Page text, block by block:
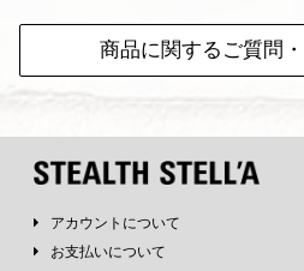
商品に関するご質問
アカウントについて
お支払いについて